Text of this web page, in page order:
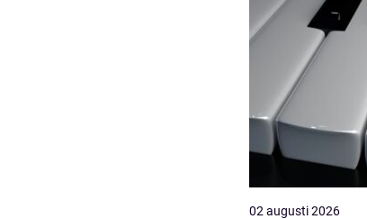
02 augusti 2026